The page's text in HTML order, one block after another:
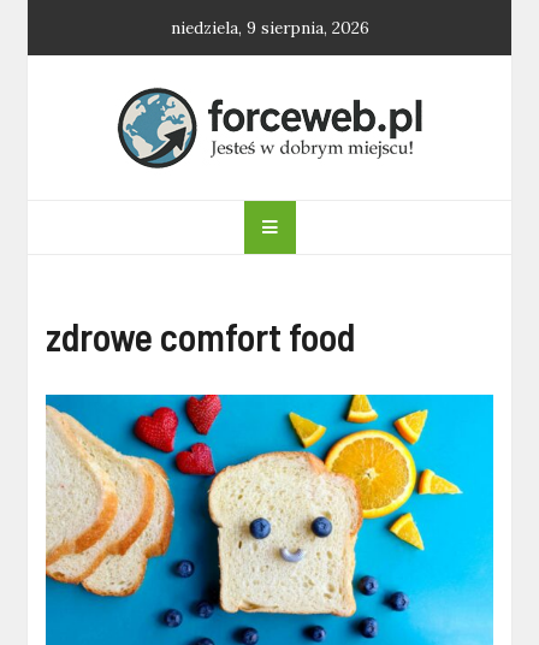
niedziela, 9 sierpnia, 2026
forceweb.pl
zdrowe comfort food